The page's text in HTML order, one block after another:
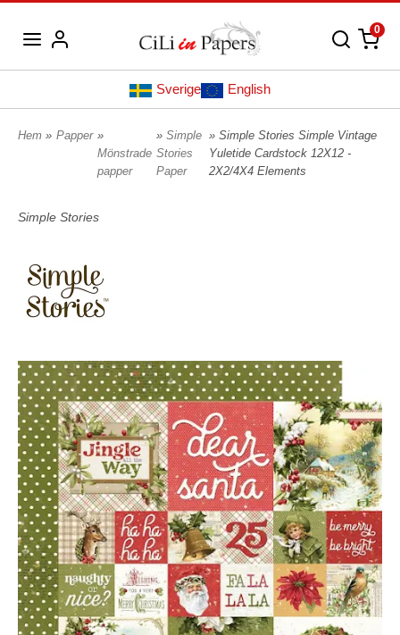
0
Sverige English
Hem » Papper »
Mönstrade
papper
» Simple
Stories
Paper
» Simple Stories Simple Vintage
Yuletide Cardstock 12X12 -
2X2/4X4 Elements
Simple Stories